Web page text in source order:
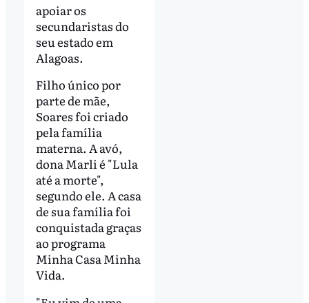
apoiar os
secundaristas do
seu estado em
Alagoas.
Filho único por
parte de mãe,
Soares foi criado
pela família
materna. A avó,
dona Marli é "Lula
até a morte",
segundo ele. A casa
de sua família foi
conquistada graças
ao programa
Minha Casa Minha
Vida.